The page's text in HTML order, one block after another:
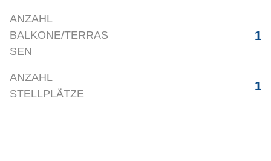
ANZAHL
BALKONE/TERRAS
SEN
1
ANZAHL
STELLPLÄTZE
1